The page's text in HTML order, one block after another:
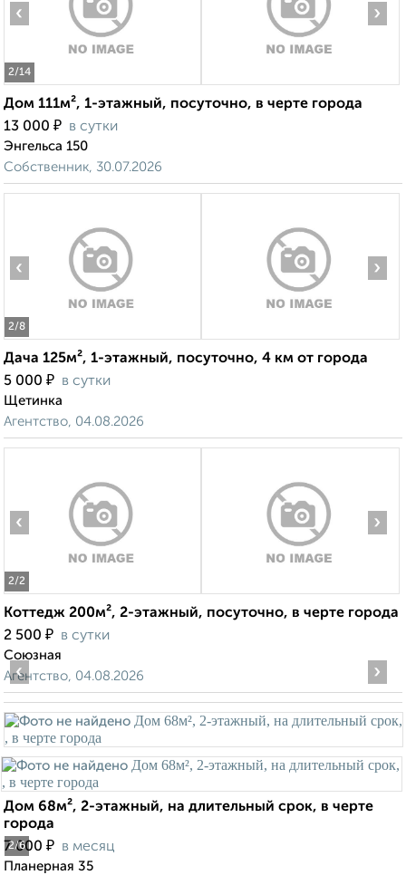
2/14
‹ ›
Дом 111м², 1-этажный, посуточно, в черте города
13 000 ₽ в сутки
Энгельса 150
Собственник, 30.07.2026
2/8
‹ ›
Дача 125м², 1-этажный, посуточно, 4 км от города
5 000 ₽ в сутки
Щетинка
Агентство, 04.08.2026
2/2
‹ ›
Коттедж 200м², 2-этажный, посуточно, в черте города
2 500 ₽ в сутки
Союзная
Агентство, 04.08.2026
2/6
‹ ›
Дом 68м², 2-этажный, на длительный срок, в черте
города
7 000 ₽ в месяц
Планерная 35